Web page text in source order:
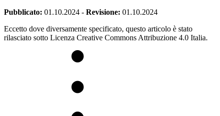
Pubblicato: 01.10.2024 - Revisione: 01.10.2024
Eccetto dove diversamente specificato, questo articolo è stato
rilasciato sotto Licenza Creative Commons Attribuzione 4.0 Italia.